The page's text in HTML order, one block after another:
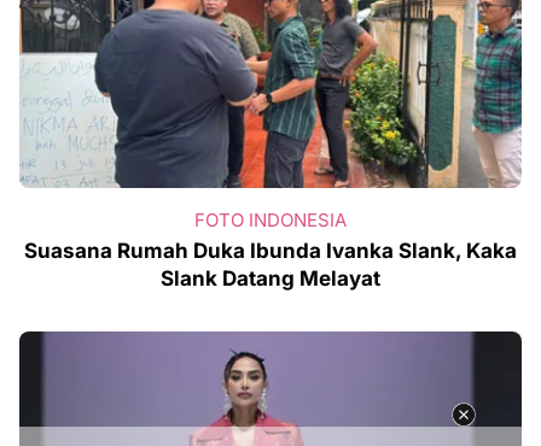
FOTO INDONESIA
Suasana Rumah Duka Ibunda Ivanka Slank, Kaka
Slank Datang Melayat